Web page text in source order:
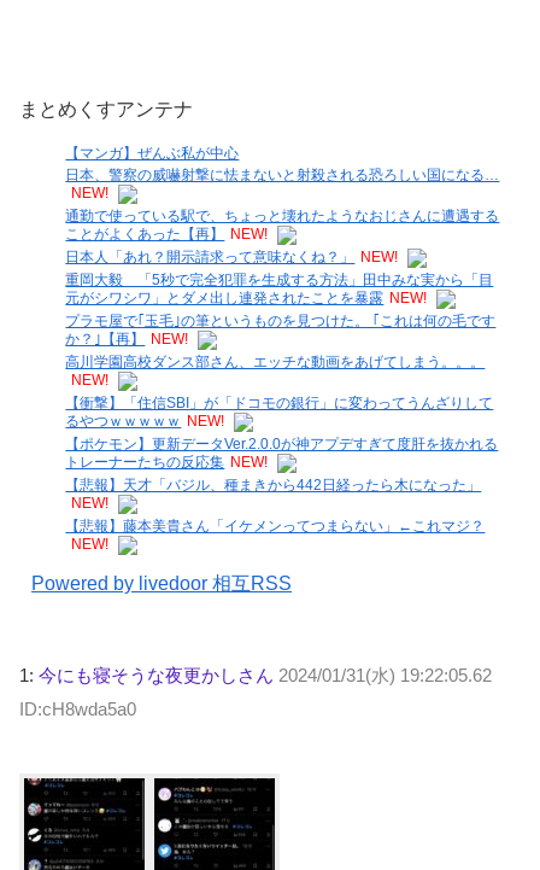
まとめくすアンテナ
【マンガ】ぜんぶ私が中心
日本、警察の威嚇射撃に怯まないと射殺される恐ろしい国になる…
NEW!
通勤で使っている駅で、ちょっと壊れたようなおじさんに遭遇する
ことがよくあった【再】
NEW!
日本人「あれ？開示請求って意味なくね？」
NEW!
重岡大毅 「5秒で完全犯罪を生成する方法」田中みな実から「目
元がシワシワ」とダメ出し連発されたことを暴露 NEW!
プラモ屋で｢玉毛｣の筆というものを見つけた。 ｢これは何の毛です
か？｣【再】
NEW!
高川学園高校ダンス部さん、エッチな動画をあげてしまう。。。
NEW!
【衝撃】「住信SBI」が「ドコモの銀行」に変わってうんざりして
るやつｗｗｗｗｗ NEW!
【ポケモン】更新データVer.2.0.0が神アプデすぎて度肝を抜かれる
トレーナーたちの反応集 NEW!
【悲報】天才「バジル、種まきから442日経ったら木になった」
NEW!
【悲報】藤本美貴さん「イケメンってつまらない」←これマジ？
NEW!
Powered by livedoor 相互RSS
1: 今にも寝そうな夜更かしさん 2024/01/31(水) 19:22:05.62
ID:cH8wda5a0